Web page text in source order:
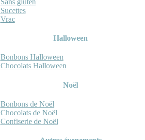
Sucettes
Vrac
Halloween
Bonbons Halloween
Chocolats Halloween
Noël
Bonbons de Noël
Chocolats de Noël
Confiserie de Noël